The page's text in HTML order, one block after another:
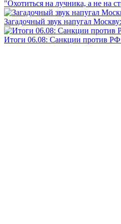
"Охотиться на лучника, а не на
Загадочный звук напугал
Итоги 06.08: Санкции против